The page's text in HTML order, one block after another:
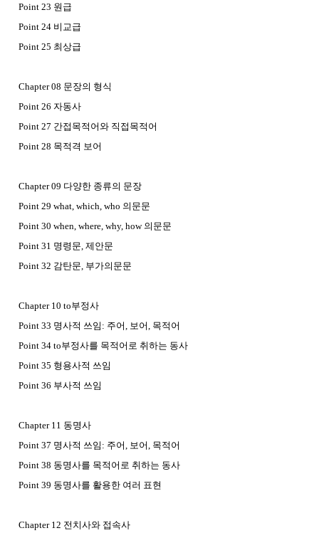
Point 23 원급
Point 24 비교급
Point 25 최상급
Chapter 08 문장의 형식
Point 26 자동사
Point 27 간접목적어와 직접목적어
Point 28 목적격 보어
Chapter 09 다양한 종류의 문장
Point 29 what, which, who 의문문
Point 30 when, where, why, how 의문문
Point 31 명령문, 제안문
Point 32 감탄문, 부가의문문
Chapter 10 to부정사
Point 33 명사적 쓰임: 주어, 보어, 목적어
Point 34 to부정사를 목적어로 취하는 동사
Point 35 형용사적 쓰임
Point 36 부사적 쓰임
Chapter 11 동명사
Point 37 명사적 쓰임: 주어, 보어, 목적어
Point 38 동명사를 목적어로 취하는 동사
Point 39 동명사를 활용한 여러 표현
Chapter 12 전치사와 접속사